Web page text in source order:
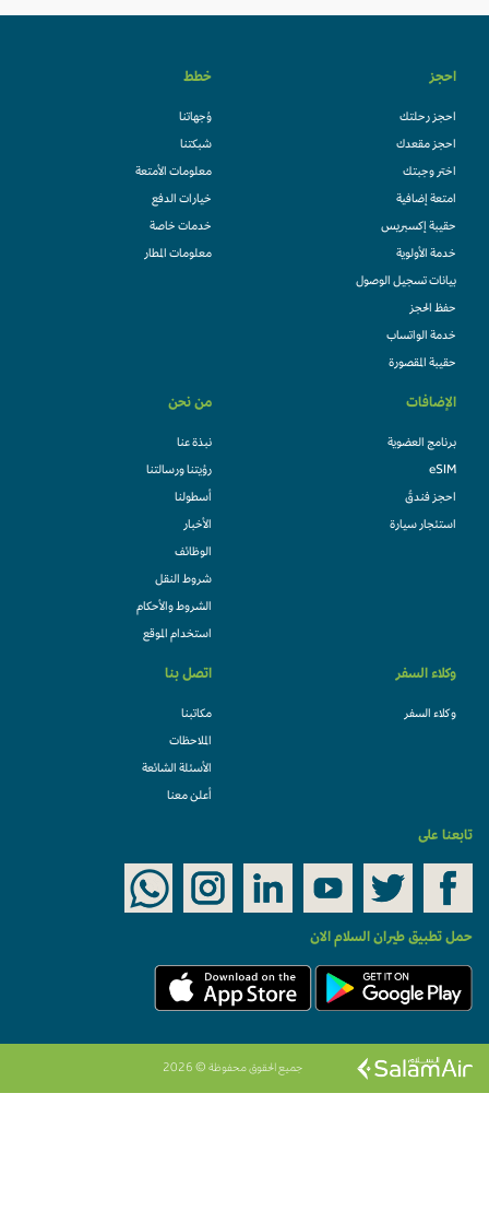
احجز
احجز رحلتك
احجز مقعدك
اختر وجبتك
امتعة إضافية
حقيبة إكسبريس
خدمة الأولوية
بيانات تسجيل الوصول
حفظ الحجز
خدمة الواتساب
حقيبة المقصورة
خطط
وُجهاتنا
شبكتنا
معلومات الأمتعة
خيارات الدفع
خدمات خاصة
معلومات المطار
الإضافات
برنامج العضوية
eSIM
احجز فندقً
استئجار سيارة
من نحن
نبذة عنا
رؤيتنا ورسالتنا
أسطولنا
الأخبار
الوظائف
شروط النقل
الشروط والأحكام
استخدام الموقع
وكلاء السفر
وكلاء السفر
اتصل بنا
مكاتبنا
الملاحظات
الأسئلة الشائعة
أعلن معنا
تابعنا على
حمل تطبيق طيران السلام الان
جميع الحقوق محفوظة © 2026